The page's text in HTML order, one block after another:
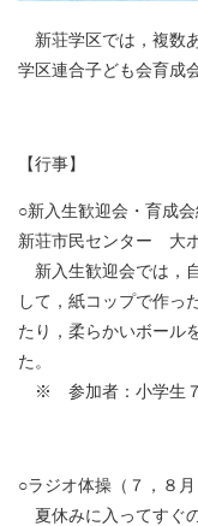
新荘学区では，複数
学区連合子ども会育成
【行事】
○新入生歓迎会・育成
新荘市民センター 大
新入生歓迎会では，
して，紙コップで作っ
たり，柔らかいボール
た。
※ 参加者：小学生７
○ラジオ体操（７，８
夏休みに入ってすぐ